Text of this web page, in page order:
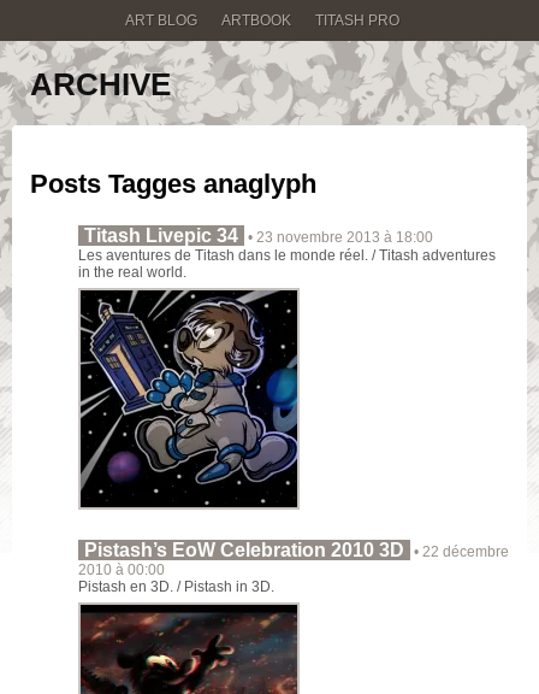
ART BLOG ARTBOOK TITASH PRO
ARCHIVE
Posts Tagges anaglyph
Titash Livepic 34 • 23 novembre 2013 à 18:00
Les aventures de Titash dans le monde réel. / Titash adventures
in the real world.
Pistash’s EoW Celebration 2010 3D
• 22 décembre
2010 à 00:00
Pistash en 3D. / Pistash in 3D.